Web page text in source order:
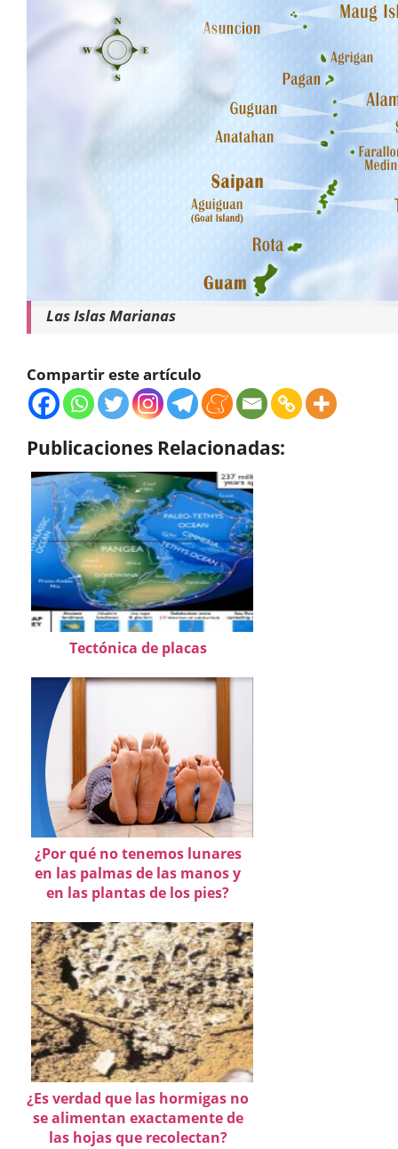
Las Islas Marianas
Compartir este artículo
Publicaciones Relacionadas:
Tectónica de placas
¿Por qué no tenemos lunares
en las palmas de las manos y
en las plantas de los pies?
¿Es verdad que las hormigas no
se alimentan exactamente de
las hojas que recolectan?